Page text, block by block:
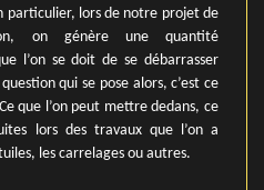
particulier, lors de notre projet de
on génère une quantité
l’on se doit de se débarrasser
qui se pose alors, c’est ce
que l’on peut mettre dedans, ce
lors des travaux que l’on a
les carrelages ou autres.